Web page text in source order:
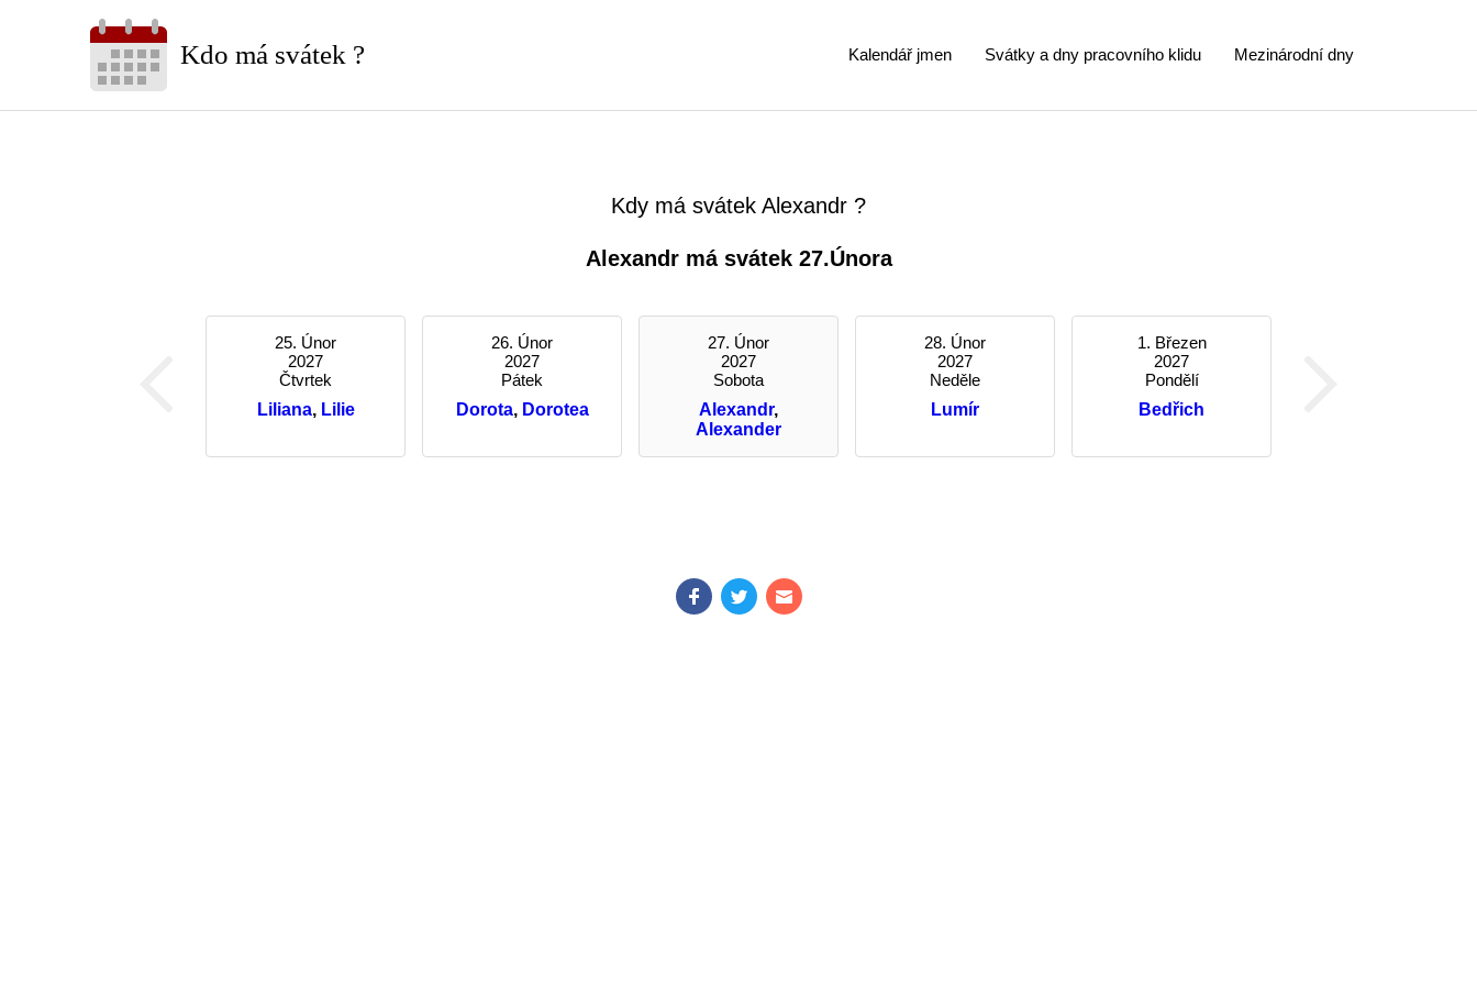
Kdo má svátek ? Mezinárodní dny
Svátky a dny pracovního klidu
Kalendář jmen
Kdy má svátek Alexandr ?
Alexandr má svátek 27.Února
25. Únor
2027
Čtvrtek
Liliana, Lilie
26. Únor
2027
Pátek
Dorota, Dorotea
27. Únor
2027
Sobota
Alexandr,
Alexander
28. Únor
2027
Neděle
Lumír
1. Březen
2027
Pondělí
Bedřich